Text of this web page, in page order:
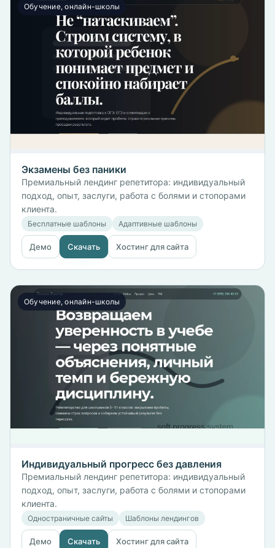
Обучение, онлайн-школы
Экзамены без паники
Премиальный лендинг репетитора: индивидуальный
подход, опыт, заслуги, работа с болями и стопорами
клиента.
Бесплатные шаблоны Адаптивные шаблоны
Демо Скачать Хостинг для сайта
Обучение, онлайн-школы
Индивидуальный прогресс без давления
Премиальный лендинг репетитора: индивидуальный
подход, опыт, заслуги, работа с болями и стопорами
клиента.
Одностраничные сайты Шаблоны лендингов
Демо Скачать Хостинг для сайта